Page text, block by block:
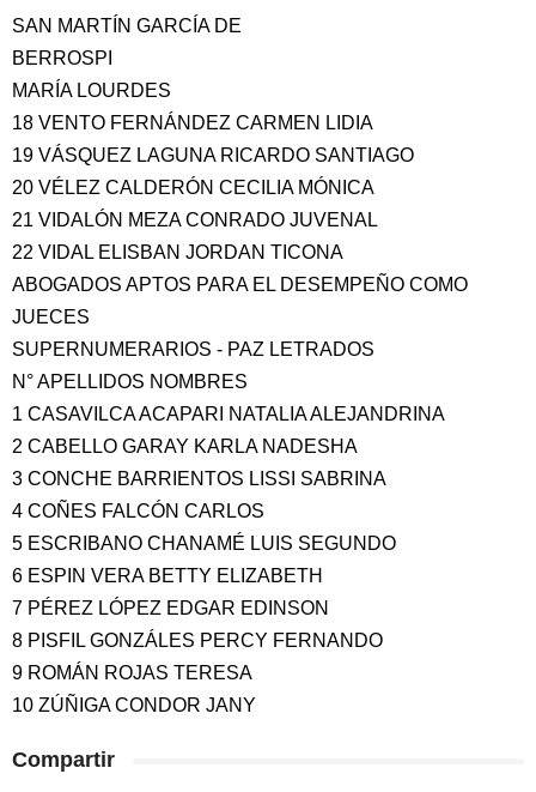
SAN MARTÍN GARCÍA DE
BERROSPI
MARÍA LOURDES
18 VENTO FERNÁNDEZ CARMEN LIDIA
19 VÁSQUEZ LAGUNA RICARDO SANTIAGO
20 VÉLEZ CALDERÓN CECILIA MÓNICA
21 VIDALÓN MEZA CONRADO JUVENAL
22 VIDAL ELISBAN JORDAN TICONA
ABOGADOS APTOS PARA EL DESEMPEÑO COMO
JUECES
SUPERNUMERARIOS - PAZ LETRADOS
N° APELLIDOS NOMBRES
1 CASAVILCA ACAPARI NATALIA ALEJANDRINA
2 CABELLO GARAY KARLA NADESHA
3 CONCHE BARRIENTOS LISSI SABRINA
4 COÑES FALCÓN CARLOS
5 ESCRIBANO CHANAMÉ LUIS SEGUNDO
6 ESPIN VERA BETTY ELIZABETH
7 PÉREZ LÓPEZ EDGAR EDINSON
8 PISFIL GONZÁLES PERCY FERNANDO
9 ROMÁN ROJAS TERESA
10 ZÚÑIGA CONDOR JANY
Compartir